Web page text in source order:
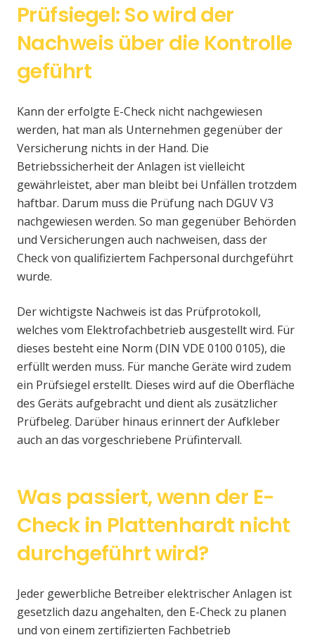
Prüfsiegel: So wird der
Nachweis über die Kontrolle
geführt
Kann der erfolgte E-Check nicht nachgewiesen
werden, hat man als Unternehmen gegenüber der
Versicherung nichts in der Hand. Die
Betriebssicherheit der Anlagen ist vielleicht
gewährleistet, aber man bleibt bei Unfällen trotzdem
haftbar. Darum muss die Prüfung nach DGUV V3
nachgewiesen werden. So man gegenüber Behörden
und Versicherungen auch nachweisen, dass der
Check von qualifiziertem Fachpersonal durchgeführt
wurde.
Der wichtigste Nachweis ist das Prüfprotokoll,
welches vom Elektrofachbetrieb ausgestellt wird. Für
dieses besteht eine Norm (DIN VDE 0100 0105), die
erfüllt werden muss. Für manche Geräte wird zudem
ein Prüfsiegel erstellt. Dieses wird auf die Oberfläche
des Geräts aufgebracht und dient als zusätzlicher
Prüfbeleg. Darüber hinaus erinnert der Aufkleber
auch an das vorgeschriebene Prüfintervall.
Was passiert, wenn der E-
Check in Plattenhardt nicht
durchgeführt wird?
Jeder gewerbliche Betreiber elektrischer Anlagen ist
gesetzlich dazu angehalten, den E-Check zu planen
und von einem zertifizierten Fachbetrieb